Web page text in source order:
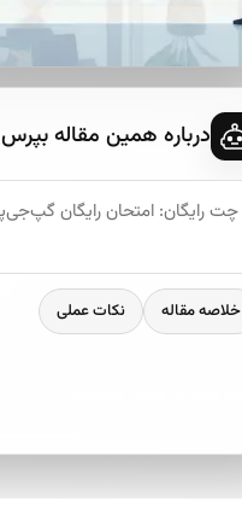
درباره همین مقاله بپرس
خلاصه مقاله نکات عملی